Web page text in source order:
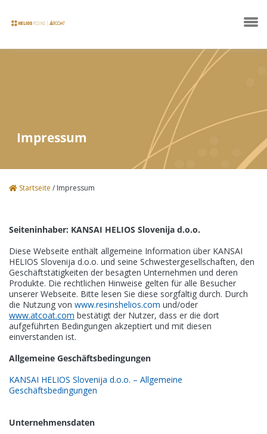
Impressum
Startseite / Impressum
Seiteninhaber: KANSAI HELIOS Slovenija d.o.o.
Diese Webseite enthält allgemeine Information über KANSAI
HELIOS Slovenija d.o.o. und seine Schwestergesellschaften, den
Geschäftstätigkeiten der besagten Unternehmen und deren
Produkte. Die rechtlichen Hinweise gelten für alle Besucher
unserer Webseite. Bitte lesen Sie diese sorgfältig durch. Durch
die Nutzung von www.resinshelios.com und/oder
www.atcoat.com bestätigt der Nutzer, dass er die dort
aufgeführten Bedingungen akzeptiert und mit diesen
einverstanden ist.
Allgemeine Geschäftsbedingungen
KANSAI HELIOS Slovenija d.o.o. – Allgemeine
Geschäftsbedingungen
Unternehmensdaten
Unternehmen
Produkte
Karriere
Kontakt
Helios Resins | Atcoat
Količevo 65, 1230 Domžale